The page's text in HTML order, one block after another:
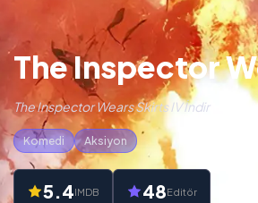
The Inspector
The Inspector Wears Skirts IV İndir
Komedi Aksiyon
5.4IMDB 48Editör